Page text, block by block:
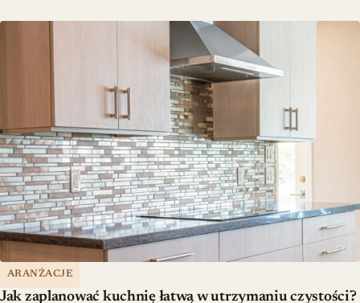
ARANŻACJE
Jak zaplanować kuchnię łatwą w utrzymaniu czystości?
Jak zaplanować kuchnię łatwą w utrzymaniu czystości?